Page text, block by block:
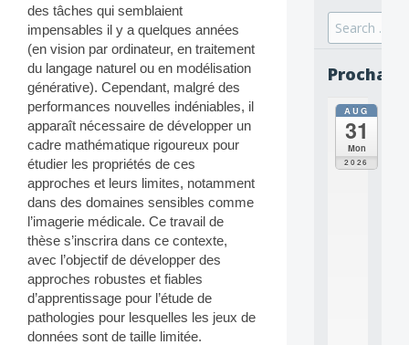
des tâches qui semblaient
impensables il y a quelques années
(en vision par ordinateur, en traitement
du langage naturel ou en modélisation
générative). Cependant, malgré des
performances nouvelles indéniables, il
apparaît nécessaire de développer un
cadre mathématique rigoureux pour
étudier les propriétés de ces
approches et leurs limites, notamment
dans des domaines sensibles comme
l’imagerie médicale. Ce travail de
thèse s’inscrira dans ce contexte,
avec l’objectif de développer des
approches robustes et fiables
d’apprentissage pour l’étude de
pathologies pour lesquelles les jeux de
données sont de taille limitée.
Search
for:
AUG
31
Mon
2026